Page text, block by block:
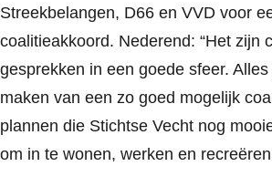
Streekbelangen, D66 en VVD voor
coalitieakkoord. Nederend: “Het zijn
gesprekken in een goede sfeer.
maken van een zo goed mogelijk
plannen die Stichtse Vecht nog
om in te wonen, werken en